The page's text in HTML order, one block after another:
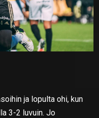
ja lopulta ohi, kun
3-2 luvuin. Jo